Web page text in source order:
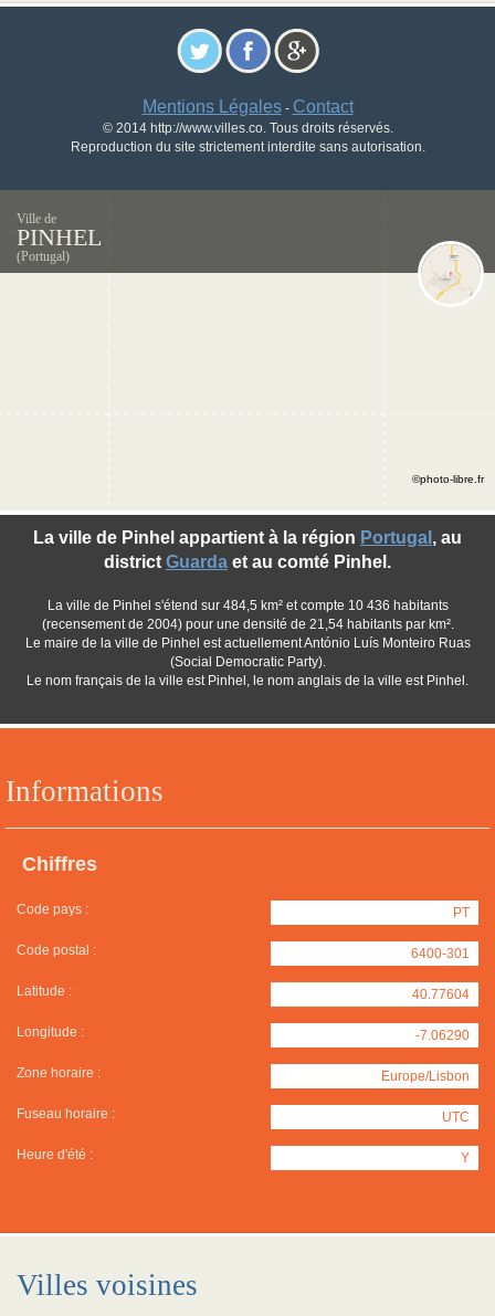
Mentions Légales- Contact
© 2014 http://www.villes.co. Tous droits réservés.
Reproduction du site strictement interdite sans autorisation.
Ville de
PINHEL
(Portugal)
Informations
Chiffres
Code pays : PT
Code postal : 6400-301
Latitude : 40.77604
Longitude : -7.06290
Zone horaire : Europe/Lisbon
Fuseau horaire : UTC
Heure d'été : Y
La ville de Pinhel appartient à la région Portugal , au
district Guarda et au comté Pinhel.
La ville de Pinhel s'étend sur 484,5 km² et compte 10 436 habitants
(recensement de 2004) pour une densité de 21,54 habitants par km².
Le maire de la ville de Pinhel est actuellement António Luís Monteiro Ruas
(Social Democratic Party).
Le nom français de la ville est Pinhel, le nom anglais de la ville est Pinhel.
©photo-libre.fr
Villes voisines